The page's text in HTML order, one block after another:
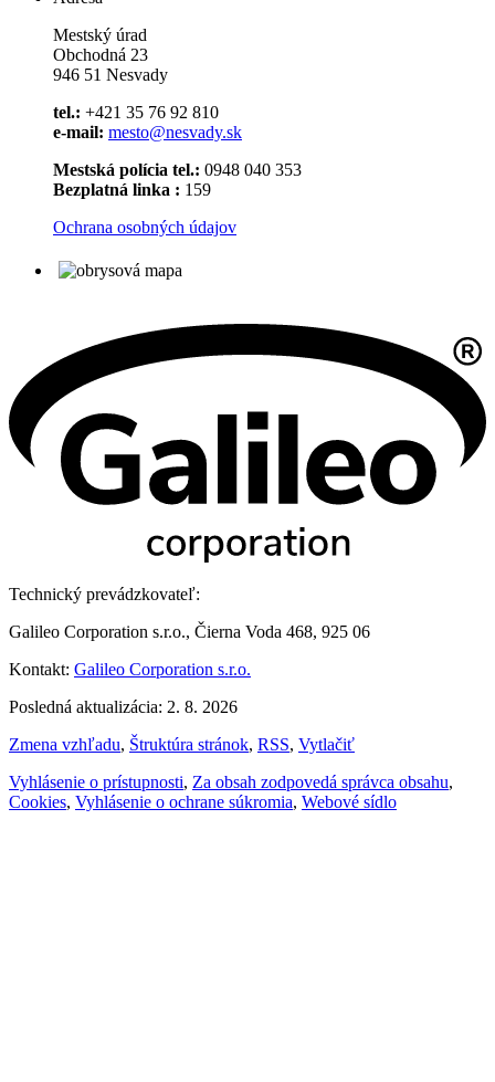
Mestský úrad
Obchodná 23
946 51 Nesvady
tel.: +421 35 76 92 810
e-mail: mesto@nesvady.sk
Mestská polícia tel.: 0948 040 353
Bezplatná linka : 159
Ochrana osobných údajov
Technický prevádzkovateľ:
Galileo Corporation s.r.o., Čierna Voda 468, 925 06
Kontakt: Galileo Corporation s.r.o.
Posledná aktualizácia: 2. 8. 2026
Zmena vzhľadu, Štruktúra stránok, RSS, Vytlačiť
Vyhlásenie o prístupnosti, Za obsah zodpovedá správca obsahu,
Cookies, Vyhlásenie o ochrane súkromia, Webové sídlo